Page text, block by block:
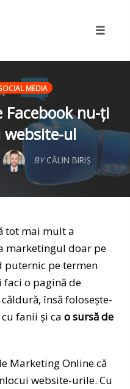
MEDIA
Facebook nu-ți
ul
BY CĂLIN BIRIȘ
tot mai mult a
marketingul doar pe
puternic pe termen
faci o pagină de
însă folosește-
fanii și ca o sursă de
Marketing Online că
website-urile. Cu